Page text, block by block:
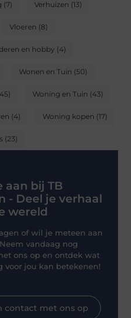
(7) Verhuizen (13)
Vloeren (8)
en hobby (4)
Wonen en Tuin (50)
Woning en Tuin (43)
(4) Woning kopen (17)
(23)
aan bij TB
- Deel je verhaal
wereld
of wil je meteen aan
vandaag nog
ons op en ontdek wat
voor jou kan betekenen!
contact met ons op